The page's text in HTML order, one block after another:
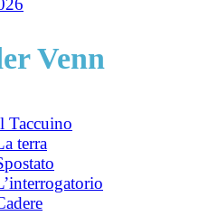
Venn
Taccuino
terra